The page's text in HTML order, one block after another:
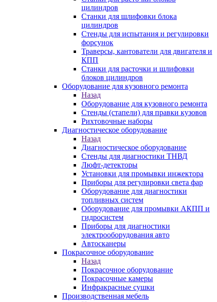
цилиндров
Станки для шлифовки блока
цилиндров
Стенды для испытания и регулировки
форсунок
Траверсы, кантователи для двигателя и
КПП
Станки для расточки и шлифовки
блоков цилиндров
Оборудование для кузовного ремонта
Назад
Оборудование для кузовного ремонта
Стенды (стапели) для правки кузовов
Рихтовочные наборы
Диагностическое оборудование
Назад
Диагностическое оборудование
Стенды для диагностики ТНВД
Люфт-детекторы
Установки для промывки инжектора
Приборы для регулировки света фар
Оборудование для диагностики
топливных систем
Оборудование для промывки АКПП и
гидросистем
Приборы для диагностики
электрооборудования авто
Автосканеры
Покрасочное оборудование
Назад
Покрасочное оборудование
Покрасочные камеры
Инфракрасные сушки
Производственная мебель